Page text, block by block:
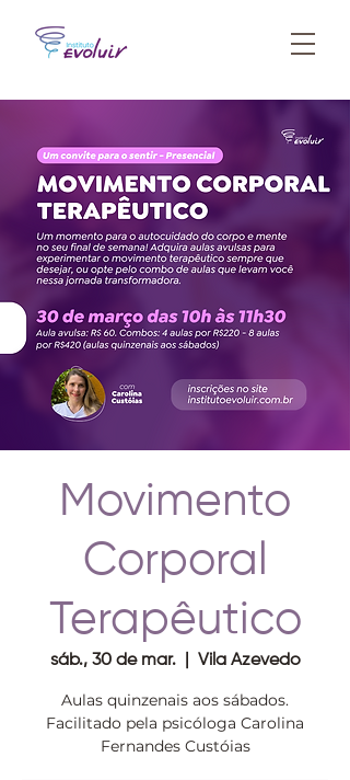
Movimento
Corporal
Terapêutico
sáb., 30 de mar.
  |
Vila Azevedo
Aulas quinzenais aos sábados.
Facilitado pela psicóloga Carolina
Fernandes Custóias